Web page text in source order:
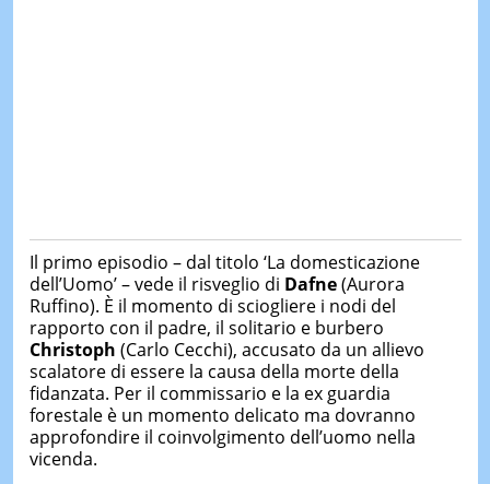
Il primo episodio – dal titolo ‘La domesticazione
dell’Uomo’ – vede il risveglio di Dafne(Aurora
Ruffino). È il momento di sciogliere i nodi del
rapporto con il padre, il solitario e burbero
Christoph (Carlo Cecchi), accusato da un allievo
scalatore di essere la causa della morte della
fidanzata. Per il commissario e la ex guardia
forestale è un momento delicato ma dovranno
approfondire il coinvolgimento dell’uomo nella
vicenda.